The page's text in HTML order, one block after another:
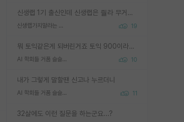
신생랩 1기 출신인데 신생랩은 줠라 무거운 바벨 같은거임. 들면 대박인데 못들면 깔려 죽음. 아무도 알려주지 않는 환경에서 자생해야하지만, 일단 살아남았다면 그 어떤 사람보다 악착같고 생존력 높은 사람으로 거듭날 수 있음
신생랩가지말라는 이유가 있었구나 19
뭐 토익같은게 되버린거죠 토익 900이라고 영어잘하는건 아닙니다만 잘하는사람은 다 900을 넘는 그런
AI 학회들 거품 슬슬 지적이 나오네요 10
내가 그렇게 말할땐 신고나 누르더니
AI 학회들 거품 슬슬 지적이 나오네요 11
32살에도 이런 질문을 하는군요...?